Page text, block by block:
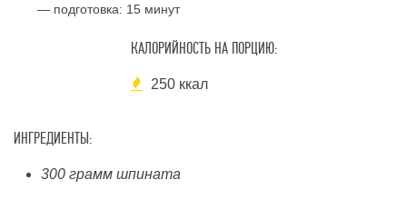
— подготовка: 15 минут
КАЛОРИЙНОСТЬ НА ПОРЦИЮ:
250 ккал
ИНГРЕДИЕНТЫ:
300 грамм шпината